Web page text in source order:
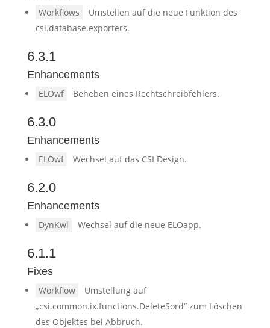
Workflows
Umstellen auf die neue Funktion des
csi.database.exporters.
6.3.1
Enhancements
ELOwf Beheben eines Rechtschreibfehlers.
6.3.0
Enhancements
ELOwf Wechsel auf das CSI Design.
6.2.0
Enhancements
DynKwl Wechsel auf die neue ELOapp.
6.1.1
Fixes
Workflow
Umstellung auf
„csi.common.ix.functions.DeleteSord“ zum Löschen
des Objektes bei Abbruch.